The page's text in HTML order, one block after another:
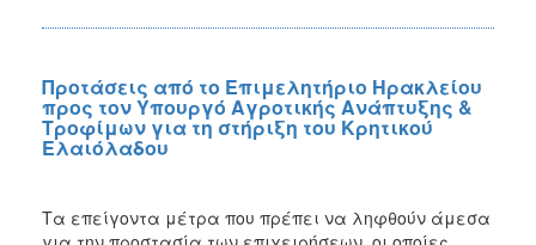
Προτάσεις από το Επιμελητήριο Ηρακλείου
προς τον Υπουργό Αγροτικής Ανάπτυξης &
Τροφίμων για τη στήριξη του Κρητικού
Ελαιόλαδου
Τα επείγοντα μέτρα που πρέπει να ληφθούν άμεσα